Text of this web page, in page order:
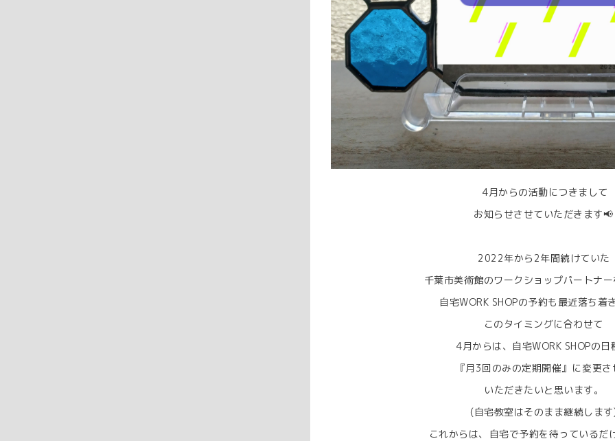
4月からの活動につきまして⁡⁡
お知らせさせていただきます📢⁡⁡
⁡2022年から2年間続けていた
千葉市美術館のワークショップパートナ
自宅WORK SHOPの予約も最近落ち着
このタイミングに合わせて⁡⁡
4月からは、自宅WORK SHOPの日
『月3回のみの定期開催』に⁡⁡変更さ
いただきたいと思います。
⁡⁡(自宅教室はそのまま継続しま
これからは、⁡⁡自宅で予約を待っているだ